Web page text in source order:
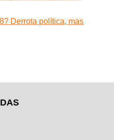
Derrota política, mas